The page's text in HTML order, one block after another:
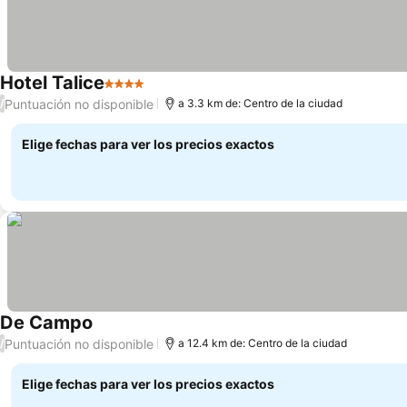
Hotel Talice4 EstrellasVer precios
/Puntuación no disponible a 3.3 km de: Centro de la ciudad
Elige fechas para ver los precios exactos
De Campo Ver precios
/Puntuación no disponible a 12.4 km de: Centro de la ciudad
Elige fechas para ver los precios exactos